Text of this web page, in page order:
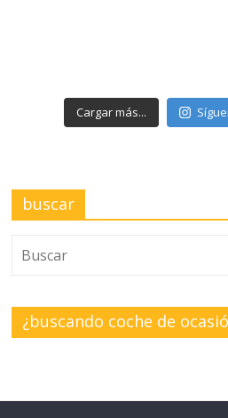
Cargar más...
buscar
¿buscando coche de